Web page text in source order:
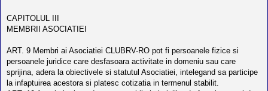
CAPITOLUL III
MEMBRII ASOCIATIEI
ART. 9 Membri ai Asociatiei CLUBRV-RO pot fi persoanele fizice si
persoanele juridice care desfasoara activitate in domeniu sau care
sprijina, adera la obiectivele si statutul Asociatiei, intelegand sa participe
la infaptuirea acestora si platesc cotizatia in termenul stabilit.